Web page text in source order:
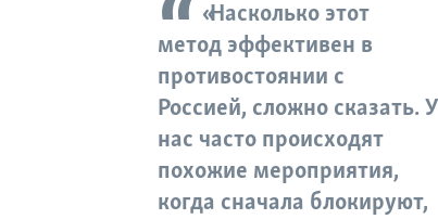
«Насколько этот
метод эффективен в
противостоянии с
Россией, сложно сказать. У
нас часто происходят
похожие мероприятия,
когда сначала блокируют,